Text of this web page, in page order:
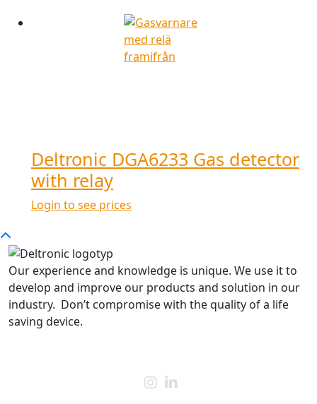
Deltronic DGA6233 Gas detector
with relay
Login to see prices
Our experience and knowledge is unique. We use it to
develop and improve our products and solution in our
industry. Don’t compromise with the quality of a life
saving device.